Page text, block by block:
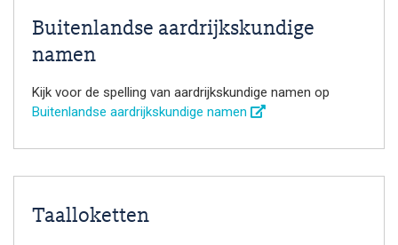
Buitenlandse aardrijkskundige
namen
Kijk voor de spelling van aardrijkskundige namen op
Buitenlandse aardrijkskundige namen
Taalloketten